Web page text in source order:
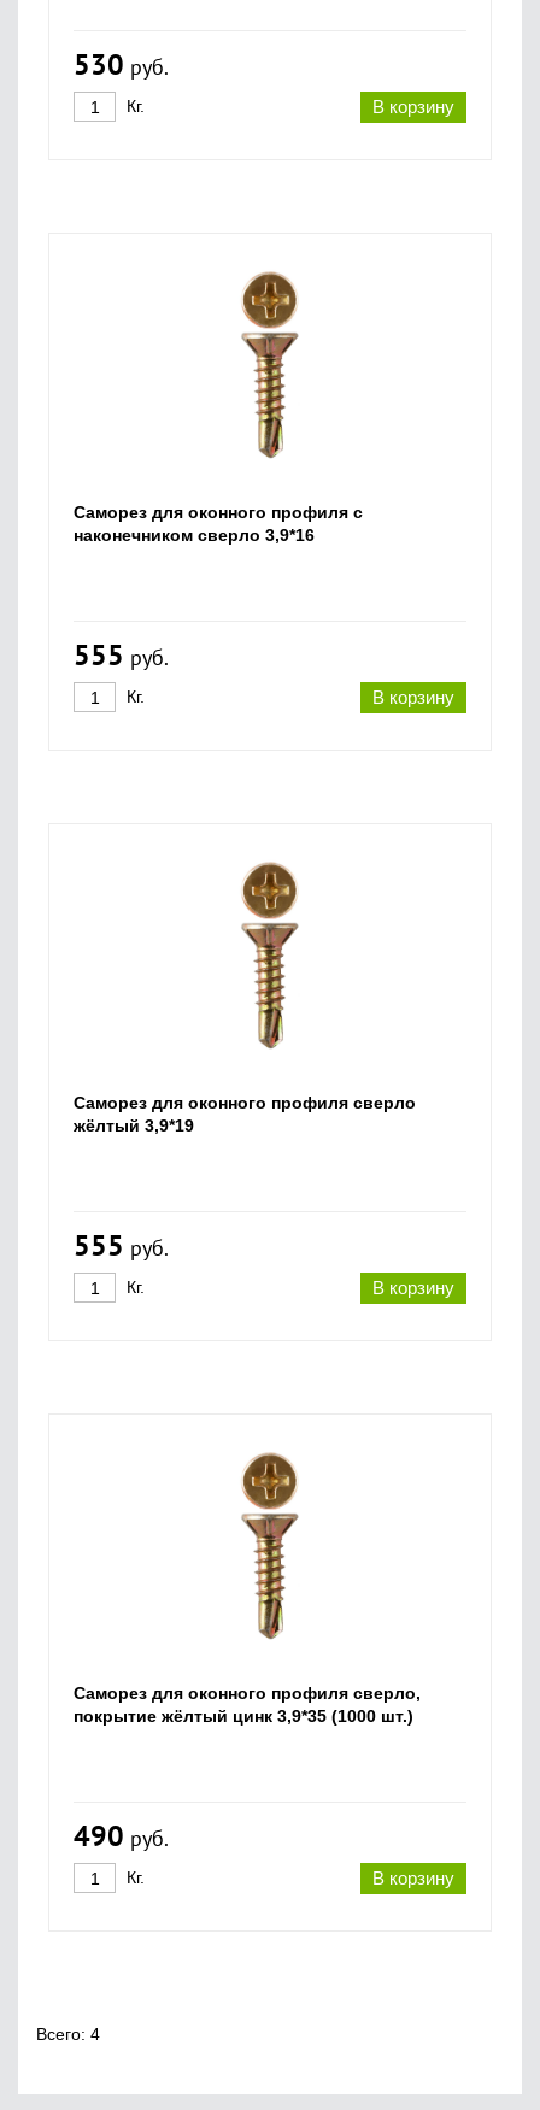
530 руб.
В корзину
Кг.
Саморез для оконного профиля с
наконечником сверло 3,9*16
555 руб.
В корзину
Кг.
Саморез для оконного профиля сверло
жёлтый 3,9*19
555 руб.
В корзину
Кг.
Саморез для оконного профиля сверло,
покрытие жёлтый цинк 3,9*35 (1000 шт.)
490 руб.
В корзину
Кг.
Всего: 4